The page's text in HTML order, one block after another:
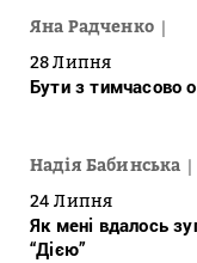
Яна Радченко
28 Липня
Бути з тимчасово
Надія Бабинська
24 Липня
Як мені вдалось
“Дією”